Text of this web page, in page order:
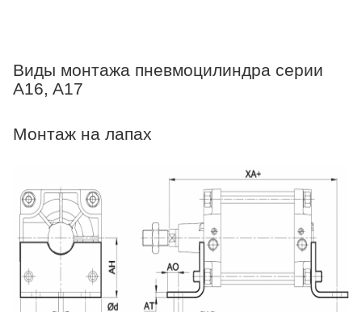
Виды монтажа пневмоцилиндра серии
A16, A17
Монтаж на лапах